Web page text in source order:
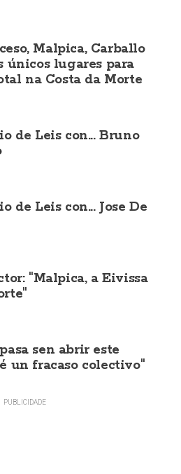
Malpica, Carballo
únicos lugares para
na Costa da Morte
de Leis con... Bruno
de Leis con... Jose De
"Malpica, a Eivissa
sen abrir este
un fracaso colectivo"